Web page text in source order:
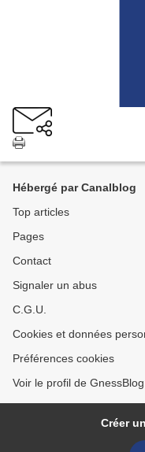
Hébergé par Canalblog
Top articles
Pages
Contact
Signaler un abus
C.G.U.
Cookies et données
Préférences cookies
Voir le profil de
Créer